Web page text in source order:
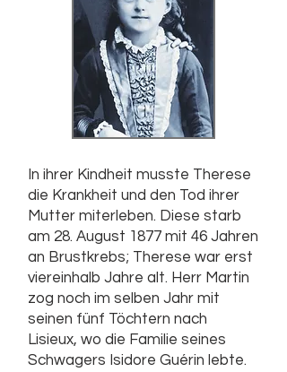
In ihrer Kindheit musste Therese
die Krankheit und den Tod ihrer
Mutter miterleben. Diese starb
am 28. August 1877 mit 46 Jahren
an Brustkrebs; Therese war erst
viereinhalb Jahre alt. Herr Martin
zog noch im selben Jahr mit
seinen fünf Töchtern nach
Lisieux, wo die Familie seines
Schwagers Isidore Guérin lebte.